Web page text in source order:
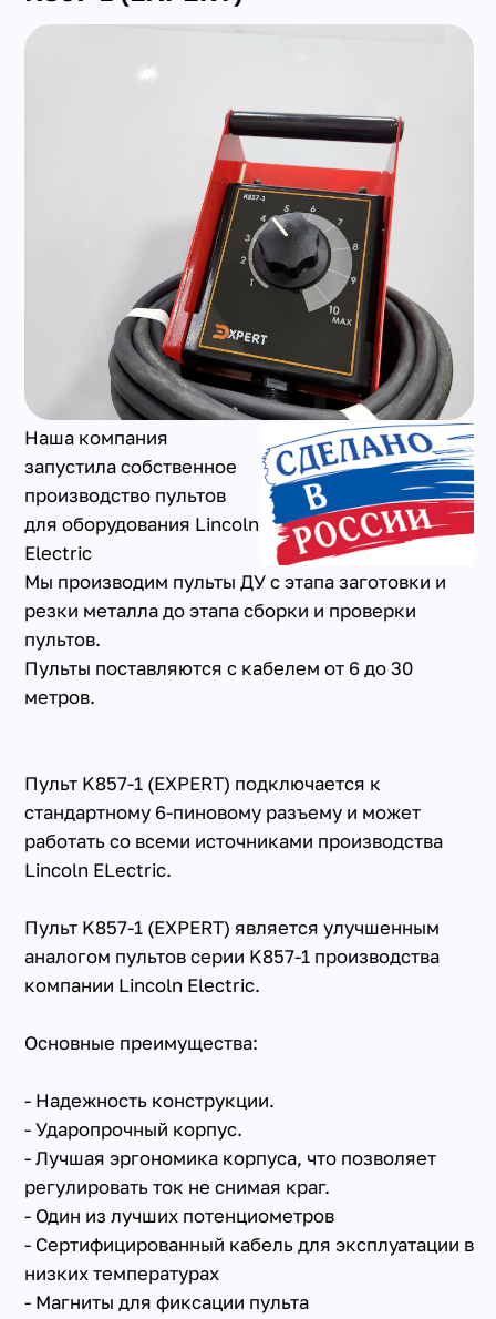
+7(351) 223-98-74
Наша компания
запустила собственное
производство пультов
для оборудования Lincoln
Electric
Мы производим пульты ДУ с этапа заготовки и
резки металла до этапа сборки и проверки
пультов.
Пульты поставляются с кабелем от 6 до 30
метров.
Пульт K857-1 (EXPERT) подключается к
стандартному 6-пиновому разъему и может
работать со всеми источниками производства
Lincoln ELectric.
Пульт K857-1 (EXPERT) является улучшенным
аналогом пультов серии K857-1 производства
компании Lincoln Electric.
Основные преимущества:
- Надежность конструкции.
- Ударопрочный корпус.
- Лучшая эргономика корпуса, что позволяет
регулировать ток не снимая краг.
- Один из лучших потенциометров
- Сертифицированный кабель для эксплуатации в
низких температурах
- Магниты для фиксации пульта